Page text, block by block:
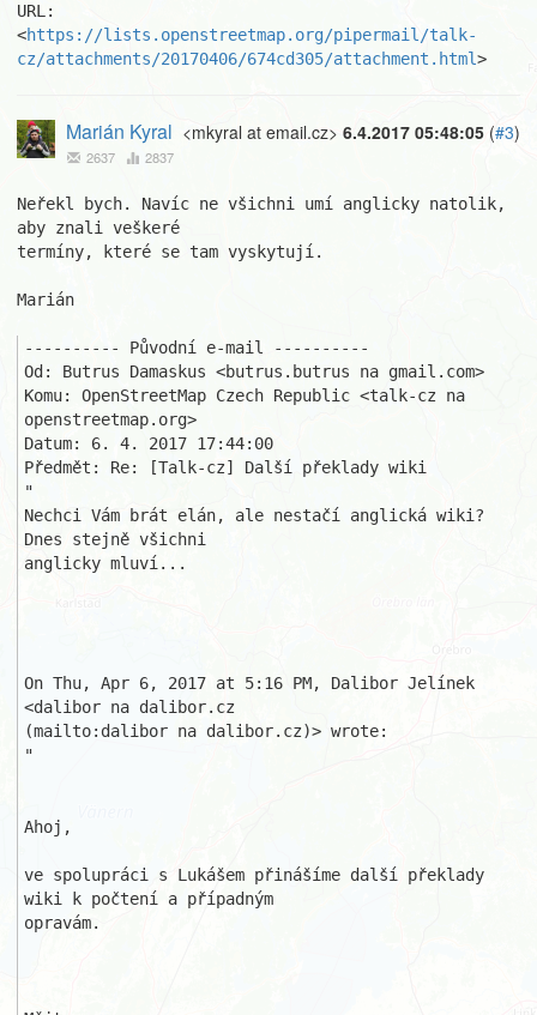
URL:
<https://lists.openstreetmap.org/pipermail/talk-
cz/attachments/20170406/674cd305/attachment.html>
6.4.2017 05:48:05 (#3)
Marián Kyral <mkyral at email.cz>
2637 2837
Neřekl bych. Navíc ne všichni umí anglicky natolik,
aby znali veškeré
termíny, které se tam vyskytují.
Marián
---------- Původní e-mail ----------
Od: Butrus Damaskus <butrus.butrus na gmail.com>
Komu: OpenStreetMap Czech Republic <talk-cz na
openstreetmap.org>
Datum: 6. 4. 2017 17:44:00
Předmět: Re: [Talk-cz] Další překlady wiki
"
Nechci Vám brát elán, ale nestačí anglická wiki?
Dnes stejně všichni
anglicky mluví...
On Thu, Apr 6, 2017 at 5:16 PM, Dalibor Jelínek
<dalibor na dalibor.cz
(mailto:dalibor na dalibor.cz)> wrote:
"
Ahoj,
ve spolupráci s Lukášem přinášíme další překlady
wiki k počtení a případným
opravám.